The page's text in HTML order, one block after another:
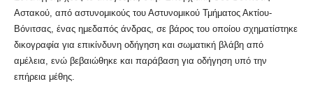
Αστακού, από αστυνομικούς του Αστυνομικού Τμήματος Ακτίου-
Βόνιτσας, ένας ημεδαπός άνδρας, σε βάρος του οποίου σχηματίστηκε
δικογραφία για επικίνδυνη οδήγηση και σωματική βλάβη από
αμέλεια, ενώ βεβαιώθηκε και παράβαση για οδήγηση υπό την
επήρεια μέθης.